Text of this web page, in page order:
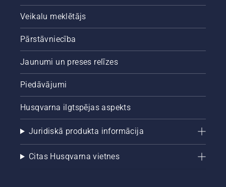
Veikalu meklētājs
Pārstāvniecība
Jaunumi un preses relīzes
Piedāvājumi
Husqvarna ilgtspējas aspekts
Juridiskā produkta informācija
Citas Husqvarna vietnes